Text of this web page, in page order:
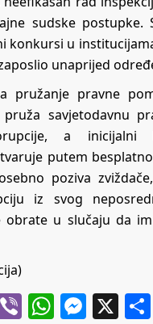
sudske postupke.
konkursi u
unaprijed
pružanje pravne
savjetodavnu
a inicijalni
putem
poziva
iz svog
obrate u slučaju da
Viber X